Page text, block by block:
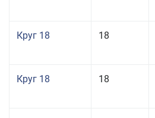
Круг 18 18
Круг 18 18